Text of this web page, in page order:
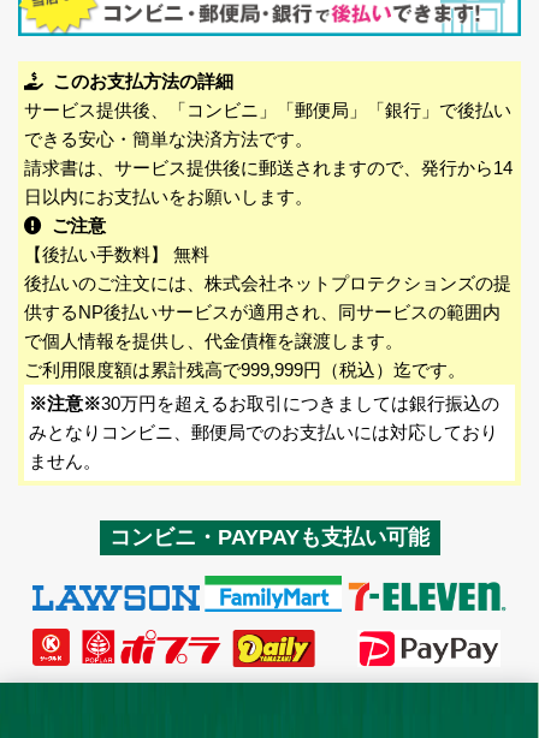
このお支払方法の詳細
サービス提供後、「コンビニ」「郵便局」「銀行」で後払い
できる安心・簡単な決済方法です。
請求書は、サービス提供後に郵送されますので、発行から14
日以内にお支払いをお願いします。
ご注意
【後払い手数料】 無料
後払いのご注文には、株式会社ネットプロテクションズの提
供するNP後払いサービスが適用され、同サービスの範囲内
で個人情報を提供し、代金債権を譲渡します。
ご利用限度額は累計残高で999,999円（税込）迄です。
※注意※30万円を超えるお取引につきましては銀行振込の
みとなりコンビニ、郵便局でのお支払いには対応しており
ません。
コンビニ・PAYPAYも支払い可能